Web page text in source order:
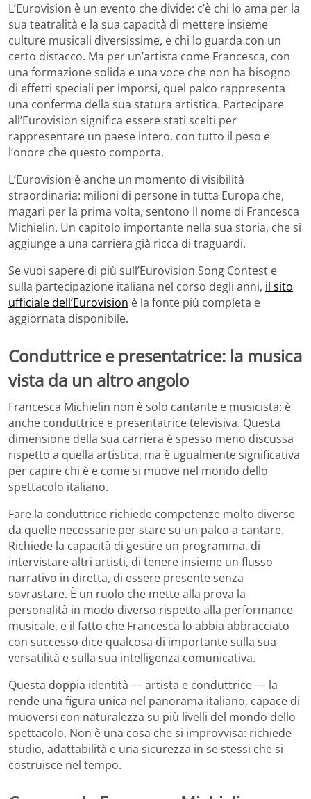
L’Eurovision è un evento che divide: c’è chi lo ama per la
sua teatralità e la sua capacità di mettere insieme
culture musicali diversissime, e chi lo guarda con un
certo distacco. Ma per un’artista come Francesca, con
una formazione solida e una voce che non ha bisogno
di effetti speciali per imporsi, quel palco rappresenta
una conferma della sua statura artistica. Partecipare
all’Eurovision significa essere stati scelti per
rappresentare un paese intero, con tutto il peso e
l’onore che questo comporta.
L’Eurovision è anche un momento di visibilità
straordinaria: milioni di persone in tutta Europa che,
magari per la prima volta, sentono il nome di Francesca
Michielin. Un capitolo importante nella sua storia, che si
aggiunge a una carriera già ricca di traguardi.
Se vuoi sapere di più sull’Eurovision Song Contest e
sulla partecipazione italiana nel corso degli anni, il sito
ufficiale dell’Eurovision è la fonte più completa e
aggiornata disponibile.
Conduttrice e presentatrice: la musica
vista da un altro angolo
Francesca Michielin non è solo cantante e musicista: è
anche conduttrice e presentatrice televisiva. Questa
dimensione della sua carriera è spesso meno discussa
rispetto a quella artistica, ma è ugualmente significativa
per capire chi è e come si muove nel mondo dello
spettacolo italiano.
Fare la conduttrice richiede competenze molto diverse
da quelle necessarie per stare su un palco a cantare.
Richiede la capacità di gestire un programma, di
intervistare altri artisti, di tenere insieme un flusso
narrativo in diretta, di essere presente senza
sovrastare. È un ruolo che mette alla prova la
personalità in modo diverso rispetto alla performance
musicale, e il fatto che Francesca lo abbia abbracciato
con successo dice qualcosa di importante sulla sua
versatilità e sulla sua intelligenza comunicativa.
Questa doppia identità — artista e conduttrice — la
rende una figura unica nel panorama italiano, capace di
muoversi con naturalezza su più livelli del mondo dello
spettacolo. Non è una cosa che si improvvisa: richiede
studio, adattabilità e una sicurezza in se stessi che si
costruisce nel tempo.